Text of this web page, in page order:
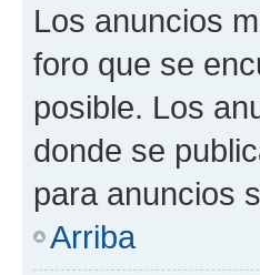
Los anuncios
foro que se
posible. Los
donde se
para anuncios
Arriba